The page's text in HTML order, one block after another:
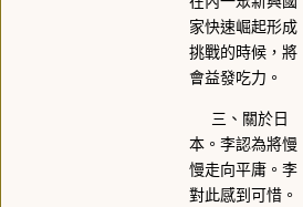
家快速崛起形成
挑戰的時候，將
會益發吃力。
三、關於日
本。李認為將慢
慢走向平庸。李
對此感到可惜。